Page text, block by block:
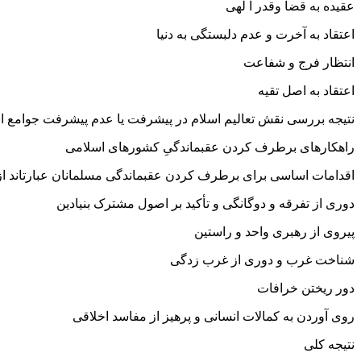
عقیده به قضا وقدر ا لهی
اعتقاد به آخرت و عدم دلبستگی به دنیا
انتظار فرج و شفاعت
اعتقاد به اصل تقیه
نتیجه بررسی نقش تعالیم اسلام در پیشرفت یا عدم پیشرفت جوامع
راهکارهای برطرف کردن عقبماندگیِ کشورهای اسلامی
اقدامات اساسی برای برطرف کردن عقبماندگی مسلمانان عبارتاند از
دوری از تفرقه و دوگانگی و تأکید بر اصول مشترک بنیادین
پیروی از رهبری واحد و راستین
شناخت غرب و دوری از غرب زدگی
دور ریختن خرافات
روی آوردن به کمالات انسانی و پرهیز از مفاسد اخلاقی
نتیجه کلی